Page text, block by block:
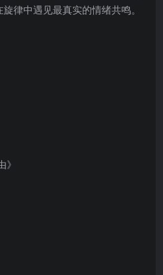
律中遇见最真实的情绪共鸣。